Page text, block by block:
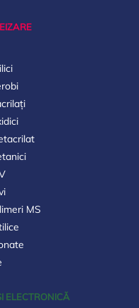
MS
ELECTRONICĂ